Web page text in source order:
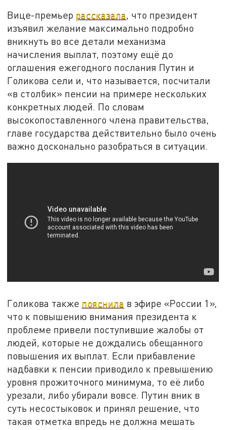
Вице-премьер рассказала, что президент
изъявил желание максимально подробно
вникнуть во все детали механизма
начисления выплат, поэтому ещё до
оглашения ежегодного послания Путин и
Голикова сели и, что называется, посчитали
«в столбик» пенсии на примере нескольких
конкретных людей. По словам
высокопоставленного члена правительства,
главе государства действительно было очень
важно досконально разобраться в ситуации.
Голикова также пояснила в эфире «России 1»,
что к повышению внимания президента к
проблеме привели поступившие жалобы от
людей, которые не дождались обещанного
повышения их выплат. Если прибавление
надбавки к пенсии приводило к превышению
уровня прожиточного минимума, то её либо
урезали, либо убирали вовсе. Путин вник в
суть несостыковок и принял решение, что
такая отметка впредь не должна мешать